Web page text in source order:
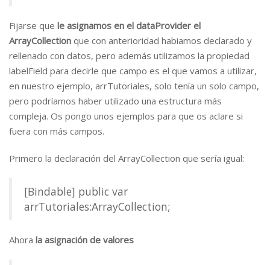
Fijarse que le asignamos en el dataProvider el
ArrayCollection que con anterioridad habiamos declarado y
rellenado con datos, pero además utilizamos la propiedad
labelField para decirle que campo es el que vamos a utilizar,
en nuestro ejemplo, arrTutoriales, solo tenía un solo campo,
pero podríamos haber utilizado una estructura más
compleja. Os pongo unos ejemplos para que os aclare si
fuera con más campos.
Primero la declaración del ArrayCollection que sería igual:
[Bindable] public var
arrTutoriales:ArrayCollection;
Ahora la asignación de valores